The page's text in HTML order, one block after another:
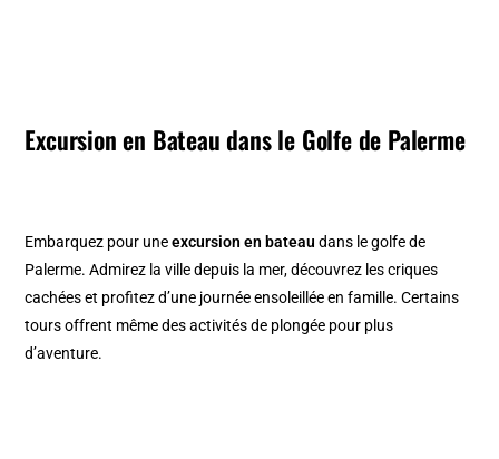
Excursion en Bateau dans le Golfe de Palerme
Embarquez pour uneexcursion en bateau dans le golfe de
Palerme. Admirez la ville depuis la mer, découvrez les criques
cachées et profitez d’une journée ensoleillée en famille. Certains
tours offrent même des activités de plongée pour plus
d’aventure.